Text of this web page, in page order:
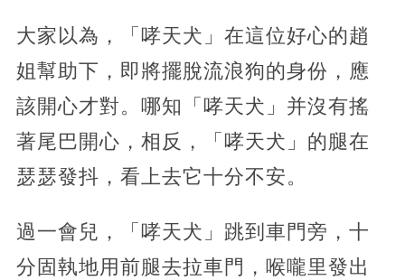
大家以為，「哮天犬」在這位好心的趙
姐幫助下，即將擺脫流浪狗的身份，應
該開心才對。哪知「哮天犬」并沒有搖
著尾巴開心，相反，「哮天犬」的腿在
瑟瑟發抖，看上去它十分不安。
過一會兒，「哮天犬」跳到車門旁，十
分固執地用前腿去拉車門，喉嚨里發出